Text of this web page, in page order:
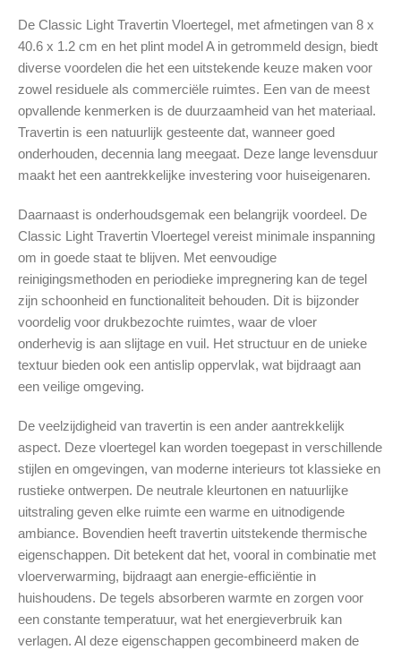
De Classic Light Travertin Vloertegel, met afmetingen van 8 x
40.6 x 1.2 cm en het plint model A in getrommeld design, biedt
diverse voordelen die het een uitstekende keuze maken voor
zowel residuele als commerciële ruimtes. Een van de meest
opvallende kenmerken is de duurzaamheid van het materiaal.
Travertin is een natuurlijk gesteente dat, wanneer goed
onderhouden, decennia lang meegaat. Deze lange levensduur
maakt het een aantrekkelijke investering voor huiseigenaren.
Daarnaast is onderhoudsgemak een belangrijk voordeel. De
Classic Light Travertin Vloertegel vereist minimale inspanning
om in goede staat te blijven. Met eenvoudige
reinigingsmethoden en periodieke impregnering kan de tegel
zijn schoonheid en functionaliteit behouden. Dit is bijzonder
voordelig voor drukbezochte ruimtes, waar de vloer
onderhevig is aan slijtage en vuil. Het structuur en de unieke
textuur bieden ook een antislip oppervlak, wat bijdraagt aan
een veilige omgeving.
De veelzijdigheid van travertin is een ander aantrekkelijk
aspect. Deze vloertegel kan worden toegepast in verschillende
stijlen en omgevingen, van moderne interieurs tot klassieke en
rustieke ontwerpen. De neutrale kleurtonen en natuurlijke
uitstraling geven elke ruimte een warme en uitnodigende
ambiance. Bovendien heeft travertin uitstekende thermische
eigenschappen. Dit betekent dat het, vooral in combinatie met
vloerverwarming, bijdraagt aan energie-efficiëntie in
huishoudens. De tegels absorberen warmte en zorgen voor
een constante temperatuur, wat het energieverbruik kan
verlagen. Al deze eigenschappen gecombineerd maken de